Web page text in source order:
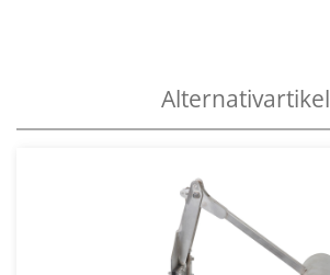
Alternativartikel